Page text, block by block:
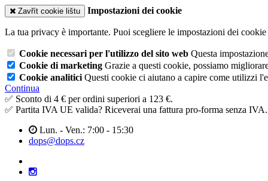
Zavřít cookie lištu Impostazioni dei cookie
La tua privacy è importante. Puoi scegliere le impostazioni dei
Cookie necessari per l'utilizzo del sito web Questa
Cookie di marketing Grazie a questi cookie, possiamo
Cookie analitici Questi cookie ci aiutano a capire come utilizzi
Continua
✅ Sconto di 4 € per ordini superiori a 123 €.
✅ Partita IVA UE valida? Riceverai una fattura pro-forma senza IVA.
Lun. - Ven.: 7:00 - 15:30
dops@dops.cz